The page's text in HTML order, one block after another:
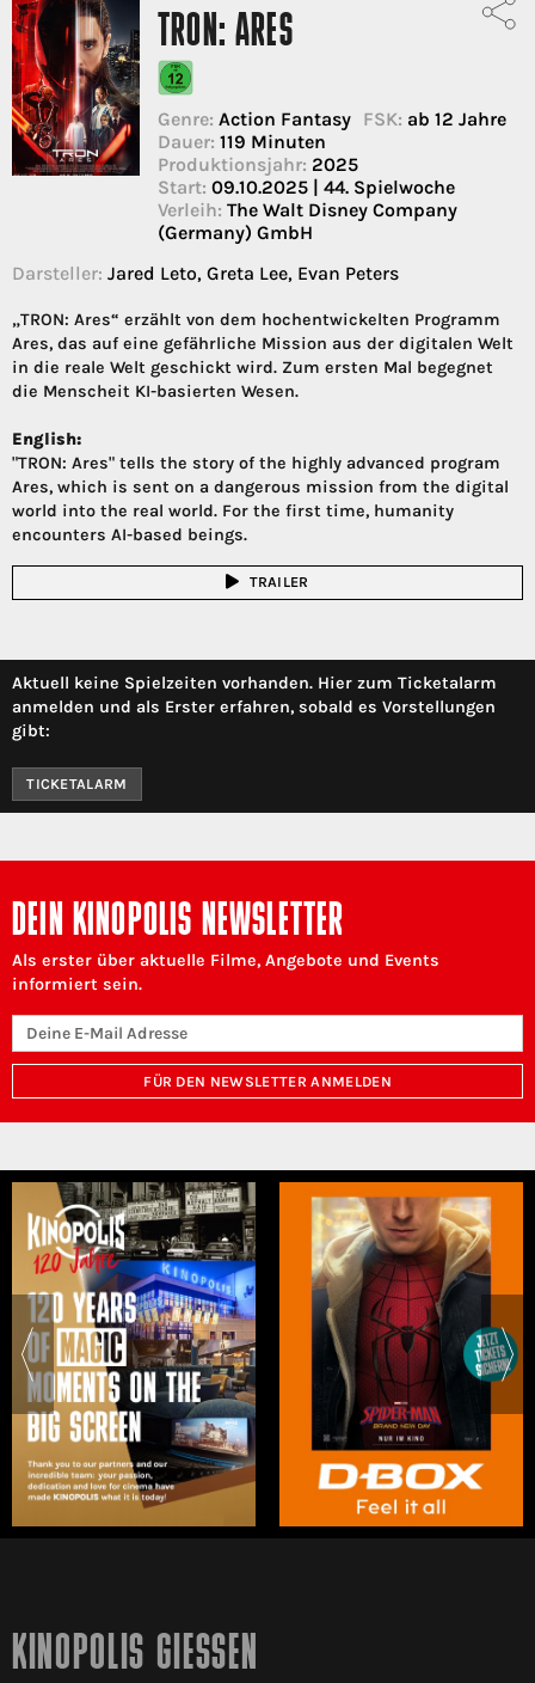
TRON: ARES
Genre: Action Fantasy FSK: ab 12 Jahre
Dauer: 119 Minuten
Produktionsjahr: 2025
Start: 09.10.2025 | 44. Spielwoche
Verleih: The Walt Disney Company
(Germany) GmbH
Darsteller: Jared Leto, Greta Lee, Evan Peters
„TRON: Ares“ erzählt von dem hochentwickelten Programm
Ares, das auf eine gefährliche Mission aus der digitalen Welt
in die reale Welt geschickt wird. Zum ersten Mal begegnet
die Menscheit KI-basierten Wesen.
English:
"TRON: Ares" tells the story of the highly advanced program
Ares, which is sent on a dangerous mission from the digital
world into the real world. For the first time, humanity
encounters AI-based beings.
TRAILER
Aktuell keine Spielzeiten vorhanden. Hier zum Ticketalarm
anmelden und als Erster erfahren, sobald es Vorstellungen
gibt:
TICKETALARM
DEIN KINOPOLIS NEWSLETTER
Als erster über aktuelle Filme, Angebote und Events
informiert sein.
FÜR DEN NEWSLETTER ANMELDEN
KINOPOLIS GIESSEN